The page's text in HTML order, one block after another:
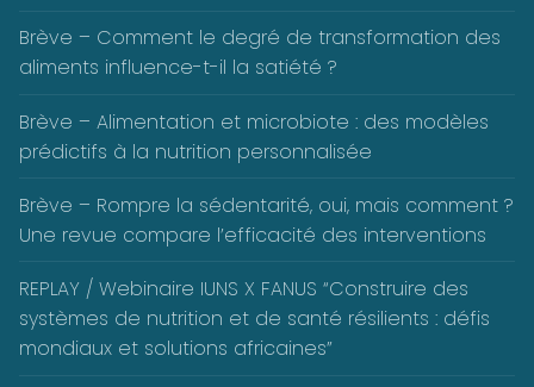
Brève – Comment le degré de transformation des
aliments influence-t-il la satiété ?
Brève – Alimentation et microbiote : des modèles
prédictifs à la nutrition personnalisée
Brève – Rompre la sédentarité, oui, mais comment ?
Une revue compare l’efficacité des interventions
REPLAY / Webinaire IUNS X FANUS “Construire des
systèmes de nutrition et de santé résilients : défis
mondiaux et solutions africaines”